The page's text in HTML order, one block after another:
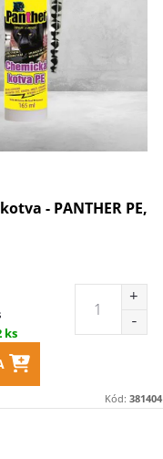
- PANTHER PE,
ks
Kód: 381404